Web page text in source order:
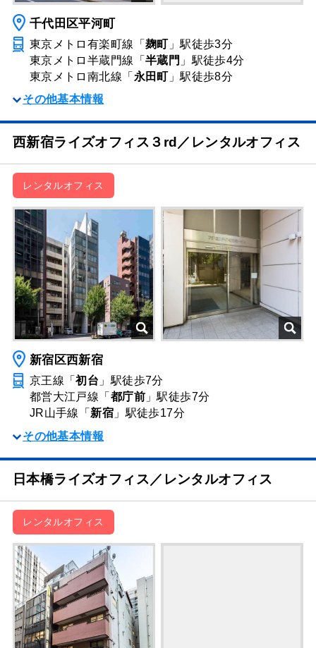
千代田区平河町
東京メトロ有楽町線「 麹町 」駅徒歩3分
東京メトロ半蔵門線「 半蔵門 」駅徒歩4分
東京メトロ南北線「 永田町 」駅徒歩8分
その他基本情報
西新宿ライズオフィス３rd／レンタルオフィス
レンタルオフィス
新宿区西新宿
京王線「初台 」駅徒歩7分
都営大江戸線「 都庁前」駅徒歩7分
JR山手線「 新宿 」駅徒歩17分
その他基本情報
日本橋ライズオフィス／レンタルオフィス
レンタルオフィス